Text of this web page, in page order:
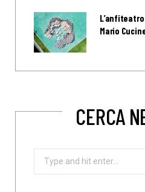
Mario
CERCA
Search